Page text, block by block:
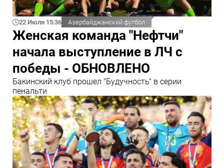
22 Июля 15:36 Азербайджанский футбол
Женская команда "Нефтчи"
начала выступление в ЛЧ с
победы - ОБНОВЛЕНО
Бакинский клуб прошел "Будучность" в серии
пенальти